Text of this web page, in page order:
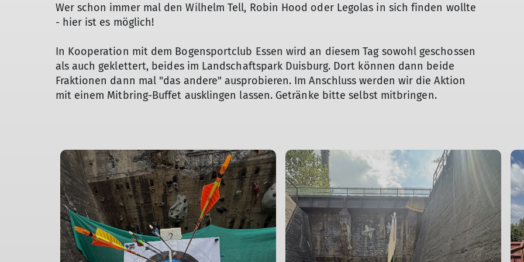
Wer schon immer mal den Wilhelm Tell, Robin Hood oder Legolas in sich finden wollte
- hier ist es möglich!
In Kooperation mit dem Bogensportclub Essen wird an diesem Tag sowohl geschossen
als auch geklettert, beides im Landschaftspark Duisburg. Dort können dann beide
Fraktionen dann mal "das andere" ausprobieren. Im Anschluss werden wir die Aktion
mit einem Mitbring-Buffet ausklingen lassen. Getränke bitte selbst mitbringen.